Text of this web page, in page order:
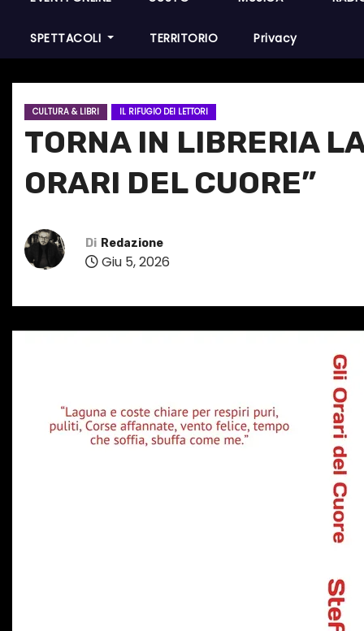
SPETTACOLI TERRITORIO Privacy
CULTURA & LIBRI IL RIFUGIO DEI LETTORI
TORNA IN LIBRERIA
ORARI DEL CUORE”
Di Redazione
Giu 5, 2026